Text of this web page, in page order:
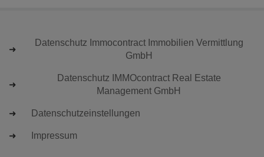
Datenschutz Immocontract Immobilien Vermittlung
GmbH
Datenschutz IMMOcontract Real Estate
Management GmbH
Datenschutzeinstellungen
Impressum